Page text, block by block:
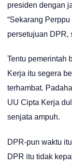
presiden dengan
“Sekarang
persetujuan DPR,
Tentu pemerintah
Kerja itu segera
terhambat.
UU Cipta Kerja
senjata ampuh.
DPR-pun waktu
DPR itu tidak